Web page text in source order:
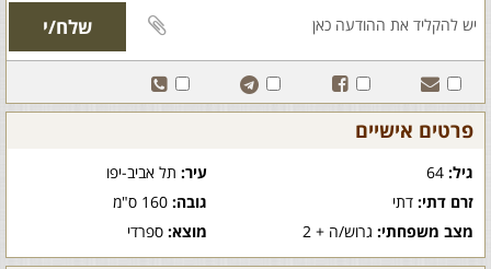
פרטים אישיים
גיל: עיר:תל אביב-יפו
זרם דתי: דתי גובה:160 ס"מ
מצב משפחתי: גרוש/ה + 2 מוצא:ספרדי